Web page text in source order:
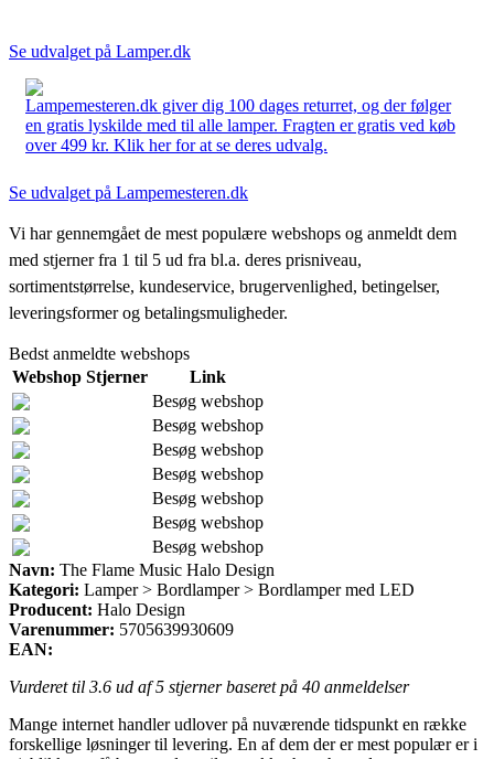
Se udvalget på Lamper.dk
Lampemesteren.dk giver dig 100 dages returret, og der følger
en gratis lyskilde med til alle lamper. Fragten er gratis ved køb
over 499 kr. Klik her for at se deres udvalg.
Se udvalget på Lampemesteren.dk
Vi har gennemgået de mest populære webshops og anmeldt dem
med stjerner fra 1 til 5 ud fra bl.a. deres prisniveau,
sortimentstørrelse, kundeservice, brugervenlighed, betingelser,
leveringsformer og betalingsmuligheder.
Bedst anmeldte webshops
Webshop Stjerner
Link
Besøg webshop
Besøg webshop
Besøg webshop
Besøg webshop
Besøg webshop
Besøg webshop
Besøg webshop
Navn: The Flame Music Halo Design
Kategori: Lamper > Bordlamper > Bordlamper med LED
Producent: Halo Design
Varenummer: 5705639930609
EAN:
Vurderet til 3.6 ud af 5 stjerner baseret på 40 anmeldelser
Mange internet handler udlover på nuværende tidspunkt en række
forskellige løsninger til levering. En af dem der er mest populær er i